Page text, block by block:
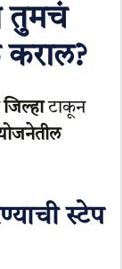
तुमचं
टाकून
स्टेप